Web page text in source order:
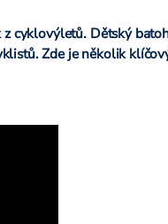
cyklovýletů. Dětský
Zde je několik